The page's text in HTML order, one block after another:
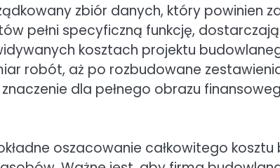
zbiór danych, który powinien
pełni specyficzną funkcję,
kosztach projektu
robót, aż po rozbudowane
dla pełnego obrazu
oszacowanie całkowitego kosztu